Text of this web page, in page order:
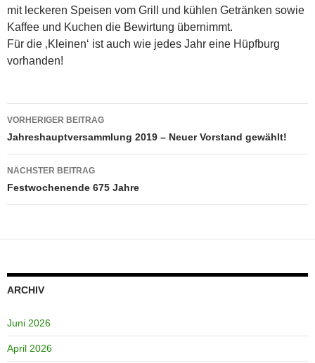
mit leckeren Speisen vom Grill und kühlen Getränken sowie
Kaffee und Kuchen die Bewirtung übernimmt.
Für die ‚Kleinen‘ ist auch wie jedes Jahr eine Hüpfburg
vorhanden!
Beitragsnavigation
VORHERIGER BEITRAG
Jahreshauptversammlung 2019 – Neuer Vorstand gewählt!
NÄCHSTER BEITRAG
Festwochenende 675 Jahre
ARCHIV
Juni 2026
April 2026